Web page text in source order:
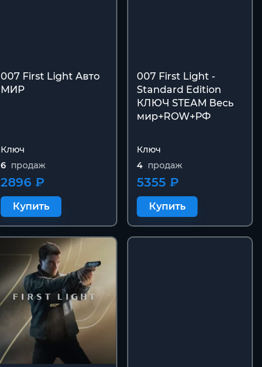
007 First Light Авто
МИР
Ключ
6 продаж
2896 ₽
Купить
007 First Light -
Standard Edition
КЛЮЧ STEAM Весь
мир+ROW+РФ
Ключ
4 продаж
5355 ₽
Купить